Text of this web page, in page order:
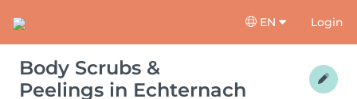
EN Login
Body Scrubs &
Peelings in Echternach